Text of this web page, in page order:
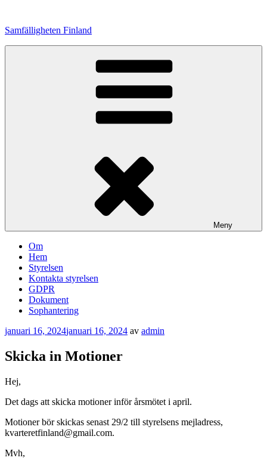
innehåll
Samfälligheten Finland
Meny
Om
Hem
Styrelsen
Kontakta styrelsen
GDPR
Dokument
Sophantering
Publicerat
januari 16, 2024januari 16, 2024 av admin
Skicka in Motioner
Hej,
Det dags att skicka motioner inför årsmötet i april.
Motioner bör skickas senast 29/2 till styrelsens mejladress,
kvarteretfinland@gmail.com.
Mvh,